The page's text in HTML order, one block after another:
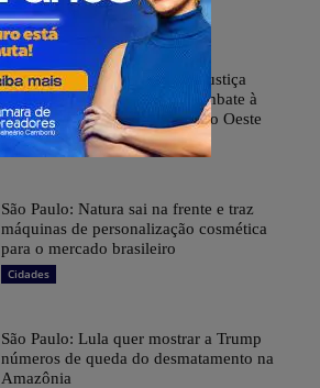
Agosto Lilás: Promotores de Justiça
participam de atividade de combate à
violência contra as mulheres no Oeste
Cidades
São Paulo: Natura sai na frente e traz
máquinas de personalização cosmética
para o mercado brasileiro
Cidades
São Paulo: Lula quer mostrar a Trump
números de queda do desmatamento na
Amazônia